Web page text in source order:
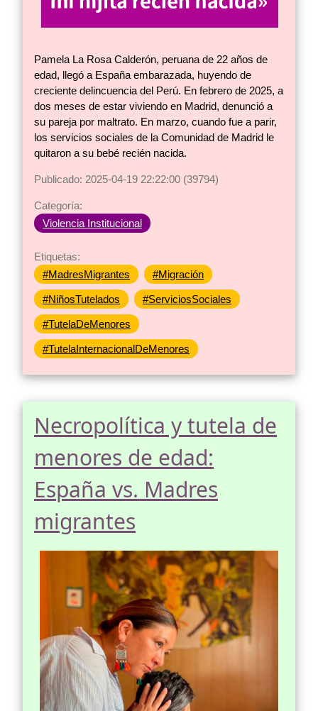
Pamela La Rosa Calderón, peruana de 22 años de
edad, llegó a España embarazada, huyendo de
creciente delincuencia del Perú. En febrero de 2025, a
dos meses de estar viviendo en Madrid, denunció a
su pareja por maltrato. En marzo, cuando fue a parir,
los servicios sociales de la Comunidad de Madrid le
quitaron a su bebé recién nacida.
Publicado: 2025-04-19 22:22:00 (39794)
Categoría:
Violencia Institucional
Etiquetas:
#MadresMigrantes
#Migración
#NiñosTutelados #ServiciosSociales
#TutelaDeMenores
#TutelaInternacionalDeMenores
Necropolítica y tutela de
menores de edad:
España vs. Madres
migrantes